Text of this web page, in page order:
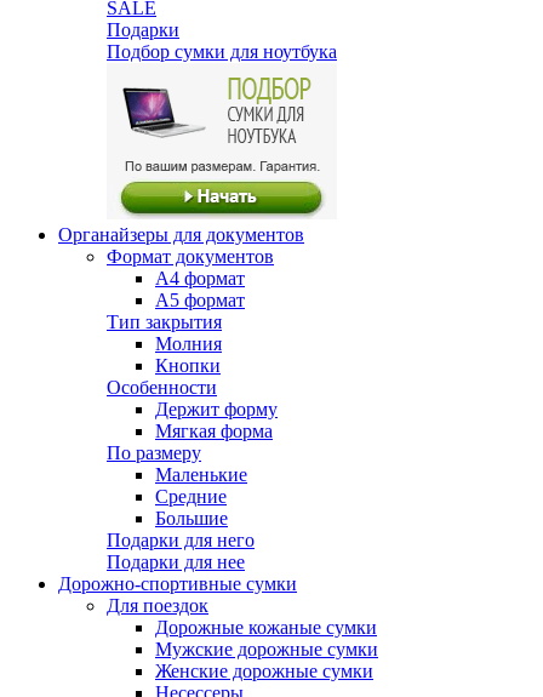
SALE
Подарки
Подбор сумки для ноутбука
Органайзеры для документов
Формат документов
А4 формат
А5 формат
Тип закрытия
Молния
Кнопки
Особенности
Держит форму
Мягкая форма
По размеру
Маленькие
Средние
Большие
Подарки для него
Подарки для нее
Дорожно-спортивные сумки
Для поездок
Дорожные кожаные сумки
Мужские дорожные сумки
Женские дорожные сумки
Несессеры